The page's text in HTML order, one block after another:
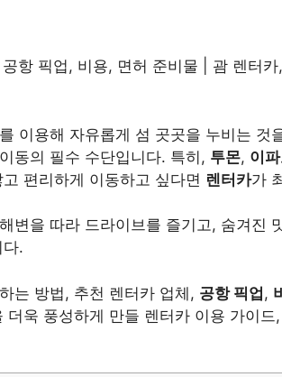
항 픽업, 비용, 면허 준비물 | 괌 렌터
를 이용해 자유롭게 섬 곳곳을 누비는 것
동의 필수 수단입니다. 특히, 투몬, 이
편리하게 이동하고 싶다면 렌터카가
변을 따라 드라이브를 즐기고, 숨겨진
.
는 방법, 추천 렌터카 업체, 공항 픽업,
욱 풍성하게 만들 렌터카 이용 가이드